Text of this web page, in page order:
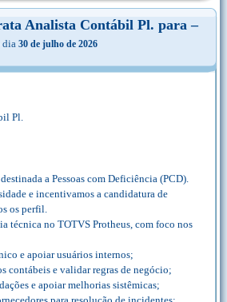
Analista Contábil Pl. para –
dia 30 de julho de 2026
Pl.
a Pessoas com Deficiência (PCD).
e incentivamos a candidatura de
os perfil.
técnica no TOTVS Protheus, com foco nos
e apoiar usuários internos;
contábeis e validar regras de negócio;
e apoiar melhorias sistêmicas;